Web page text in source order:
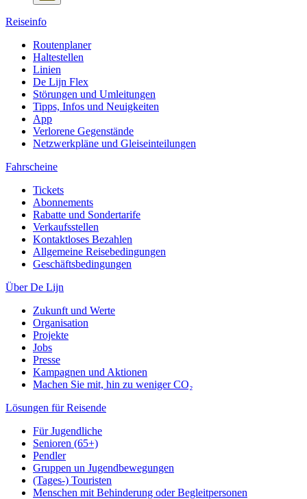
Reiseinfo
Routenplaner
Haltestellen
Linien
De Lijn Flex
Störungen und Umleitungen
Tipps, Infos und Neuigkeiten
App
Verlorene Gegenstände
Netzwerkpläne und Gleiseinteilungen
Fahrscheine
Tickets
Abonnements
Rabatte und Sondertarife
Verkaufsstellen
Kontaktloses Bezahlen
Allgemeine Reisebedingungen
Geschäftsbedingungen
Über De Lijn
Zukunft und Werte
Organisation
Projekte
Jobs
Presse
Kampagnen und Aktionen
Machen Sie mit, hin zu weniger CO₂
Lösungen für Reisende
Für Jugendliche
Senioren (65+)
Pendler
Gruppen un Jugendbewegungen
(Tages-) Touristen
Menschen mit Behinderung oder Begleitpersonen